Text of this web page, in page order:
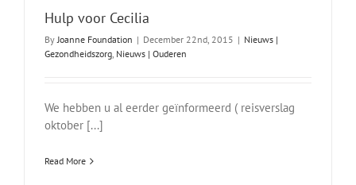
Hulp voor Cecilia
ByJoanne Foundation | December 22nd, 2015 | Nieuws |
Gezondheidszorg, Nieuws | Ouderen
We hebben u al eerder geïnformeerd ( reisverslag
oktober [...]
Read More